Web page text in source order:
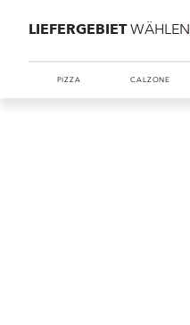
LIEFERGEBIETWÄHLEN
PIZZA CALZONE